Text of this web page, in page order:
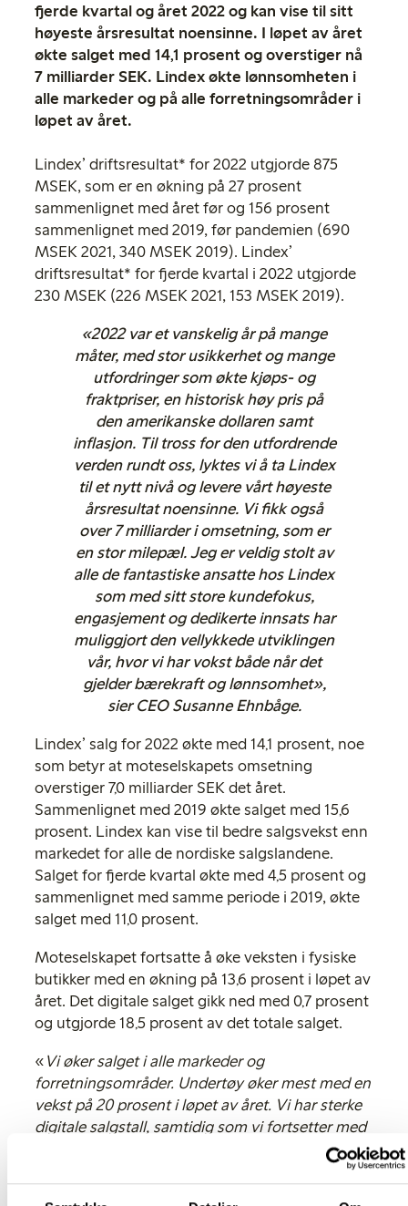
fjerde kvartal og året 2022 og kan vise til sitt
høyeste årsresultat noensinne. I løpet av året
økte salget med 14,1 prosent og overstiger nå
7 milliarder SEK. Lindex økte lønnsomheten i
alle markeder og på alle forretningsområder i
løpet av året.
Lindex’ driftsresultat* for 2022 utgjorde 875
MSEK, som er en økning på 27 prosent
sammenlignet med året før og 156 prosent
sammenlignet med 2019, før pandemien (690
MSEK 2021, 340 MSEK 2019). Lindex’
driftsresultat* for fjerde kvartal i 2022 utgjorde
230 MSEK (226 MSEK 2021, 153 MSEK 2019).
«2022 var et vanskelig år på mange
måter, med stor usikkerhet og mange
utfordringer som økte kjøps- og
fraktpriser, en historisk høy pris på
den amerikanske dollaren samt
inflasjon. Til tross for den utfordrende
verden rundt oss, lyktes vi å ta Lindex
til et nytt nivå og levere vårt høyeste
årsresultat noensinne. Vi fikk også
over 7 milliarder i omsetning, som er
en stor milepæl. Jeg er veldig stolt av
alle de fantastiske ansatte hos Lindex
som med sitt store kundefokus,
engasjement og dedikerte innsats har
muliggjort den vellykkede utviklingen
vår, hvor vi har vokst både når det
gjelder bærekraft og lønnsomhet»,
sier CEO Susanne Ehnbåge.
Lindex’ salg for 2022 økte med 14,1 prosent, noe
som betyr at moteselskapets omsetning
overstiger 7,0 milliarder SEK det året.
Sammenlignet med 2019 økte salget med 15,6
prosent. Lindex kan vise til bedre salgsvekst enn
markedet for alle de nordiske salgslandene.
Salget for fjerde kvartal økte med 4,5 prosent og
sammenlignet med samme periode i 2019, økte
salget med 11,0 prosent.
Moteselskapet fortsatte å øke veksten i fysiske
butikker med en økning på 13,6 prosent i løpet av
året. Det digitale salget gikk ned med 0,7 prosent
og utgjorde 18,5 prosent av det totale salget.
«Vi øker salget i alle markeder og
forretningsområder. Undertøy øker mest med en
vekst på 20 prosent i løpet av året. Vi har sterke
digitale salgstall, samtidig som vi fortsetter med
en fin vekst i de fysiske butikkene våre, noe som